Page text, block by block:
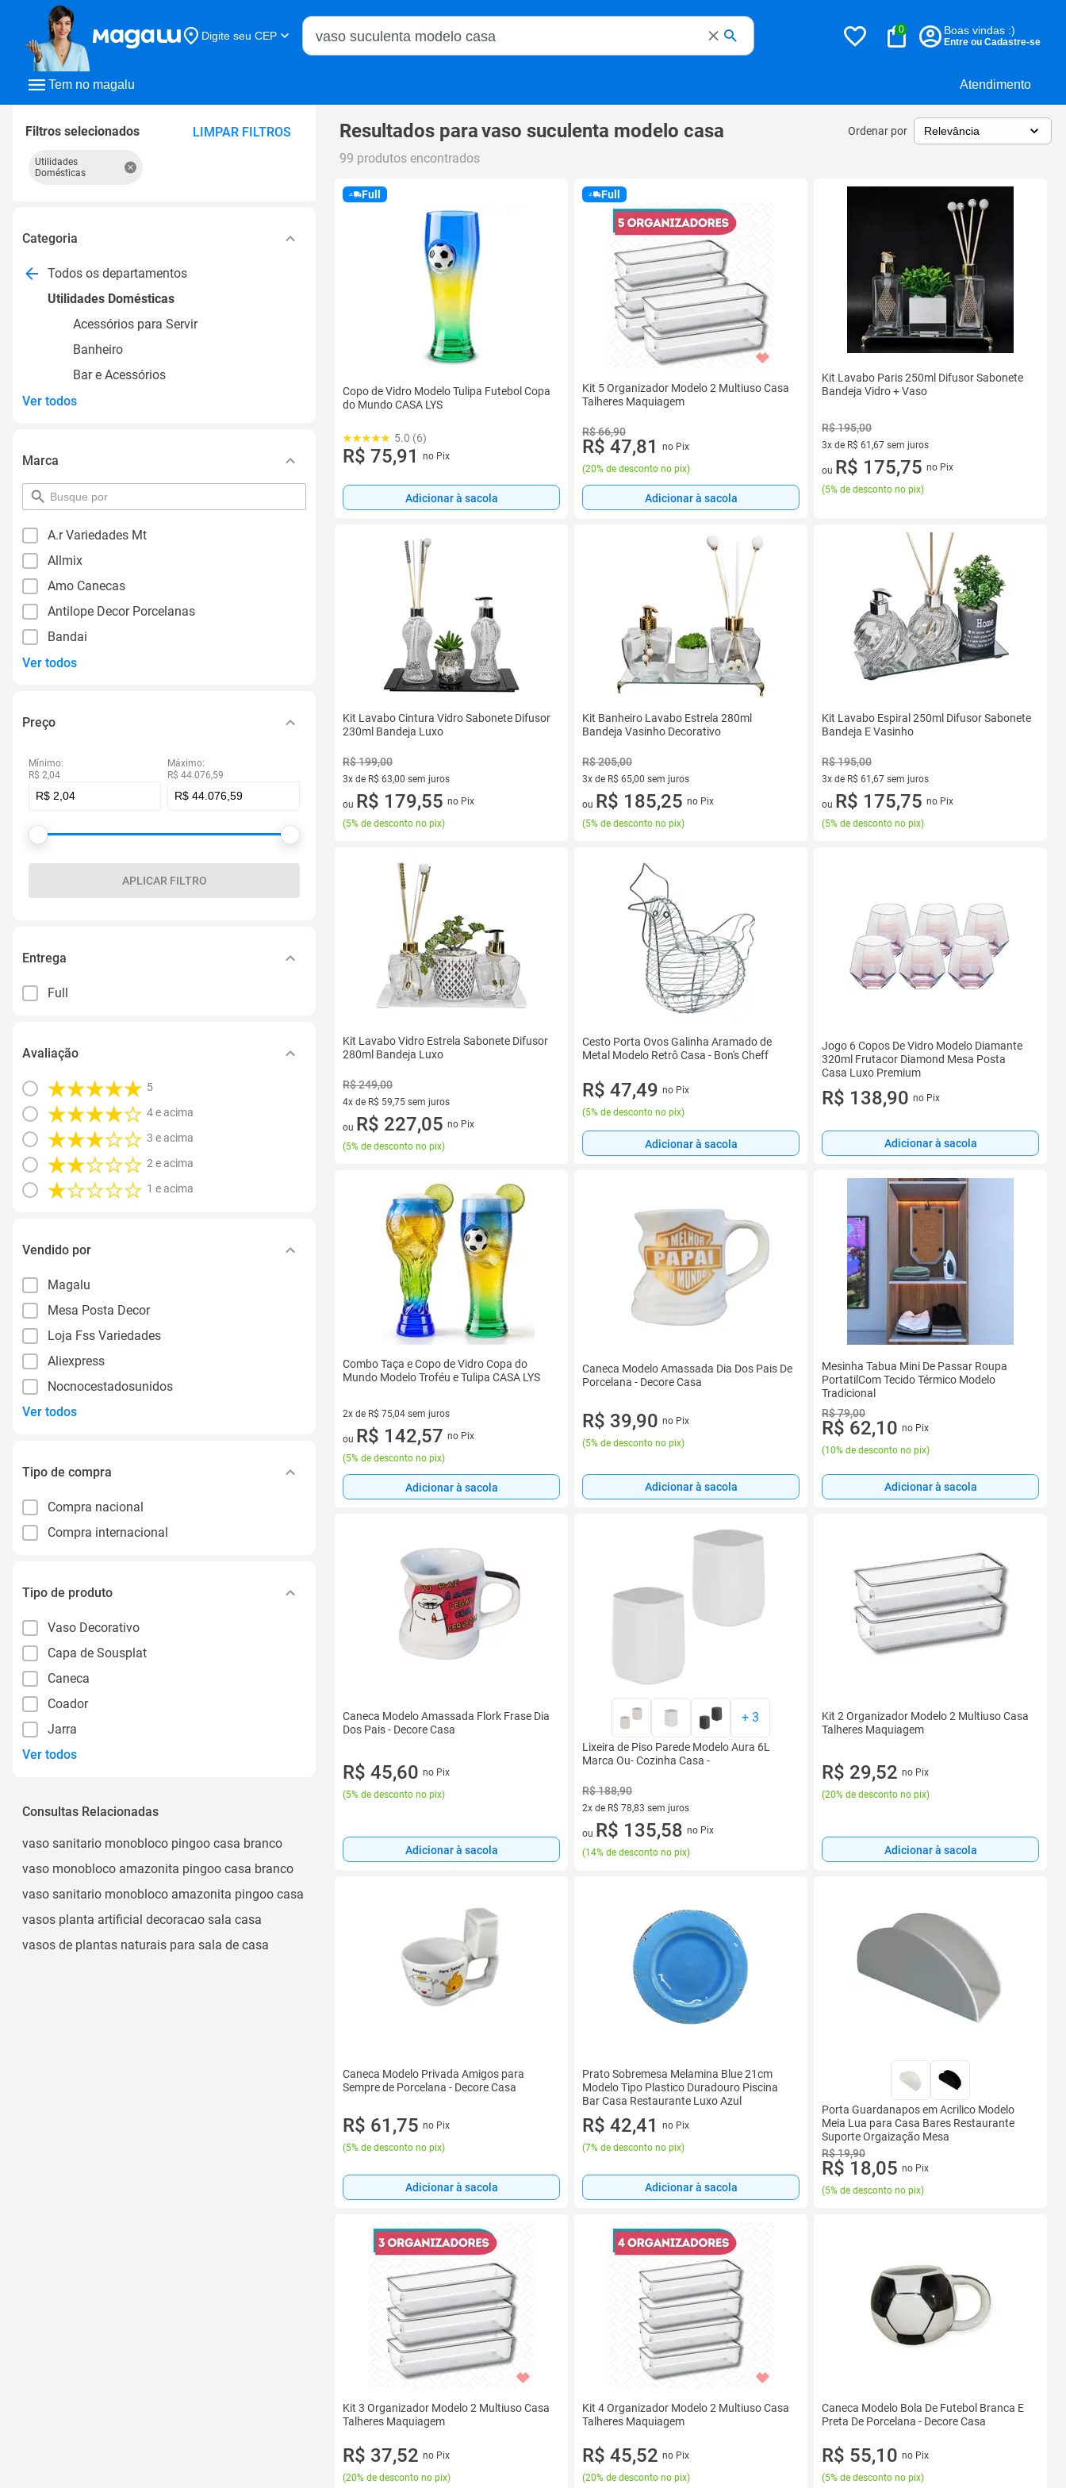
Tem no magalu Atendimento
Digite seu CEP
Buscar no Magalu
0 Boas vindas :)
Entre ou Cadastre-se
Filtros selecionados LIMPAR FILTROS
Utilidades
Domésticas
Categoria
Todos os departamentos
Utilidades Domésticas
Acessórios para Servir
Banheiro
Bar e Acessórios
Ver todos
Marca
pesquisar
por
A.r Variedades Mt
Allmix
Amo Canecas
Antilope Decor Porcelanas
Bandai
Ver todos
Preço
Mínimo:
R$ 2,04
Máximo:
R$ 44.076,59
APLICAR FILTRO
Entrega
Full
Avaliação
5
4 e acima
3 e acima
2 e acima
1 e acima
Vendido por
Magalu
Mesa Posta Decor
Loja Fss Variedades
Aliexpress
Nocnocestadosunidos
Ver todos
Tipo de compra
Compra nacional
Compra internacional
Tipo de produto
Vaso Decorativo
Capa de Sousplat
Caneca
Coador
Jarra
Ver todos
Consultas Relacionadas
vaso sanitario monobloco pingoo casa branco
vaso monobloco amazonita pingoo casa branco
vaso sanitario monobloco amazonita pingoo casa
vasos planta artificial decoracao sala casa
vasos de plantas naturais para sala de casa
Resultados paravaso suculenta modelo casa Ordenar por
99 produtos encontrados
Full
Copo de Vidro Modelo Tulipa Futebol Copa
do Mundo CASA LYS
5.0 (6)
R$ 75,91 no Pix
Adicionar à sacola
Full
Kit 5 Organizador Modelo 2 Multiuso Casa
Talheres Maquiagem
R$ 66,90
R$ 47,81
no Pix
(20% de desconto no pix)
Adicionar à sacola
Kit Lavabo Paris 250ml Difusor Sabonete
Bandeja Vidro + Vaso
R$ 195,00
3x de R$ 61,67 sem juros
3 vez de R$ 61,67 sem juros
ou R$ 175,75 no Pix
(5% de desconto no pix)
Kit Lavabo Cintura Vidro Sabonete Difusor
230ml Bandeja Luxo
R$ 199,00
3x de R$ 63,00 sem juros
3 vez de R$ 63,00 sem juros
ou R$ 179,55 no Pix
(5% de desconto no pix)
Kit Banheiro Lavabo Estrela 280ml
Bandeja Vasinho Decorativo
R$ 205,00
3x de R$ 65,00 sem juros
3 vez de R$ 65,00 sem juros
ou R$ 185,25 no Pix
(5% de desconto no pix)
Kit Lavabo Espiral 250ml Difusor Sabonete
Bandeja E Vasinho
R$ 195,00
3x de R$ 61,67 sem juros
3 vez de R$ 61,67 sem juros
ou R$ 175,75 no Pix
(5% de desconto no pix)
Kit Lavabo Vidro Estrela Sabonete Difusor
280ml Bandeja Luxo
R$ 249,00
4x de R$ 59,75 sem juros
4 vez de R$ 59,75 sem juros
ou R$ 227,05 no Pix
(5% de desconto no pix)
Cesto Porta Ovos Galinha Aramado de
Metal Modelo Retrô Casa - Bon's Cheff
R$ 47,49 no Pix
(5% de desconto no pix)
Adicionar à sacola
Jogo 6 Copos De Vidro Modelo Diamante
320ml Frutacor Diamond Mesa Posta
Casa Luxo Premium
R$ 138,90 no Pix
Adicionar à sacola
Combo Taça e Copo de Vidro Copa do
Mundo Modelo Troféu e Tulipa CASA LYS
2x de R$ 75,04 sem juros
2 vez de R$ 75,04 sem juros
ou R$ 142,57 no Pix
(5% de desconto no pix)
Adicionar à sacola
Caneca Modelo Amassada Dia Dos Pais De
Porcelana - Decore Casa
R$ 39,90 no Pix
(5% de desconto no pix)
Adicionar à sacola
Mesinha Tabua Mini De Passar Roupa
PortatilCom Tecido Térmico Modelo
Tradicional
R$ 79,00
R$ 62,10 no Pix
(10% de desconto no pix)
Adicionar à sacola
Caneca Modelo Amassada Flork Frase Dia
Dos Pais - Decore Casa
R$ 45,60 no Pix
(5% de desconto no pix)
Adicionar à sacola
+ 3
Lixeira de Piso Parede Modelo Aura 6L
Marca Ou- Cozinha Casa -
R$ 188,90
2x de R$ 78,83 sem juros
2 vez de R$ 78,83 sem juros
ou R$ 135,58 no Pix
(14% de desconto no pix)
Kit 2 Organizador Modelo 2 Multiuso Casa
Talheres Maquiagem
R$ 29,52 no Pix
(20% de desconto no pix)
Adicionar à sacola
Caneca Modelo Privada Amigos para
Sempre de Porcelana - Decore Casa
R$ 61,75 no Pix
(5% de desconto no pix)
Adicionar à sacola
Prato Sobremesa Melamina Blue 21cm
Modelo Tipo Plastico Duradouro Piscina
Bar Casa Restaurante Luxo Azul
R$ 42,41
no Pix
(7% de desconto no pix)
Adicionar à sacola
Porta Guardanapos em Acrilico Modelo
Meia Lua para Casa Bares Restaurante
Suporte Orgaização Mesa
R$ 19,90
R$ 18,05 no Pix
(5% de desconto no pix)
Kit 3 Organizador Modelo 2 Multiuso Casa
Talheres Maquiagem
R$ 37,52 no Pix
(20% de desconto no pix)
Kit 4 Organizador Modelo 2 Multiuso Casa
Talheres Maquiagem
R$ 45,52 no Pix
(20% de desconto no pix)
Caneca Modelo Bola De Futebol Branca E
Preta De Porcelana - Decore Casa
R$ 55,10 no Pix
(5% de desconto no pix)